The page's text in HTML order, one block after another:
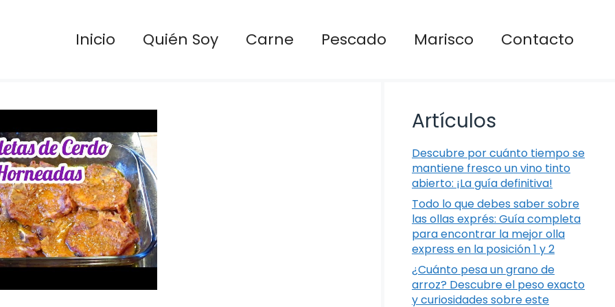
Inicio Quién Soy Carne Pescado Marisco Contacto
Artículos
Descubre por cuánto tiempo se
mantiene fresco un vino tinto
abierto: ¡La guía definitiva!
Todo lo que debes saber sobre
las ollas exprés: Guía completa
para encontrar la mejor olla
express en la posición 1 y 2
¿Cuánto pesa un grano de
arroz? Descubre el peso exacto
y curiosidades sobre este